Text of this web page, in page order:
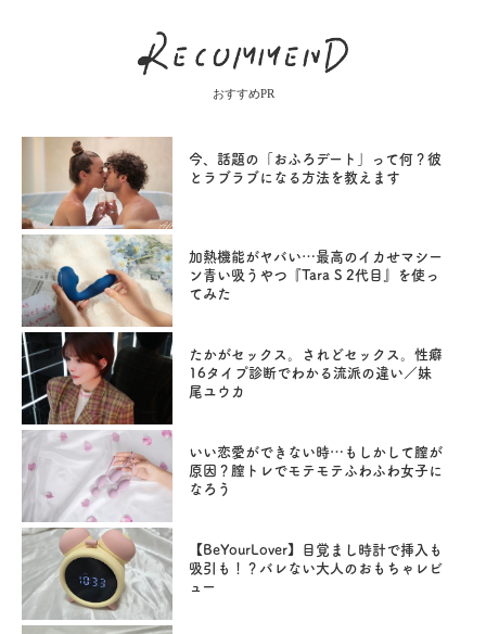
おすすめPR
今、話題の「おふろデート」って何？彼
とラブラブになる方法を教えます
加熱機能がヤバい…最高のイカせマシー
ン青い吸うやつ『Tara S 2代目』を使っ
てみた
たかがセックス。されどセックス。性癖
16タイプ診断でわかる流派の違い／妹
尾ユウカ
いい恋愛ができない時…もしかして膣が
原因？膣トレでモテモテふわふわ女子に
なろう
【BeYourLover】目覚まし時計で挿入も
吸引も！？バレない大人のおもちゃレビ
ュー